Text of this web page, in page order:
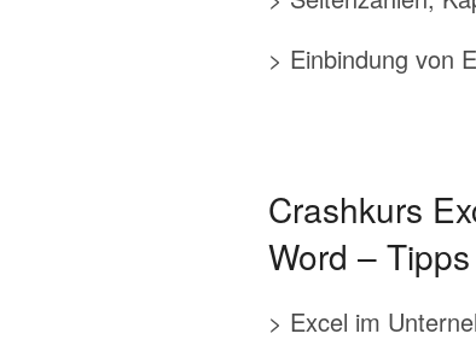
> Einbindung von
Crashkurs
Word –
> Excel im